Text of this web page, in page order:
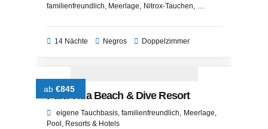
familienfreundlich
Meerlage
Nitrox-Tauchen
Angebote UW-Fotografie
14 Nächte
Negros Doppelzimmer
ab €845
Pura Vida Beach & Dive Resort
eigene Tauchbasis familienfreundlich
Meerlage
Pool
Resorts & Hotels